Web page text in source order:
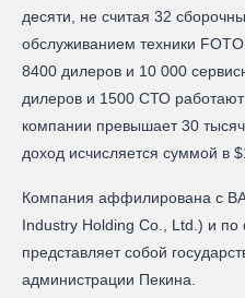
десяти, не считая 32
обслуживанием техники
8400 дилеров и 10 000
дилеров и 1500 СТО
компании превышает 30
доход исчисляется суммой в
Компания аффилирована с
Industry Holding Co., Ltd.) и по
представляет собой
администрации Пекина.